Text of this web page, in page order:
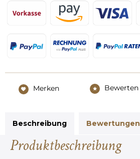
Merken Bewerten
Beschreibung Bewertungen
Produktbeschreibung